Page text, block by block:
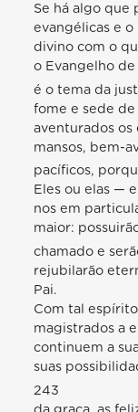
Se há algo que
evangélicas e
divino com o
o Evangelho
é o tema da
fome e sede
aventurados os
mansos, bem-
pacíficos,
Eles ou elas —
nos em
maior:
chamado e
rejubilarão
Pai.
Com tal
magistrados a
continuem a
suas
243